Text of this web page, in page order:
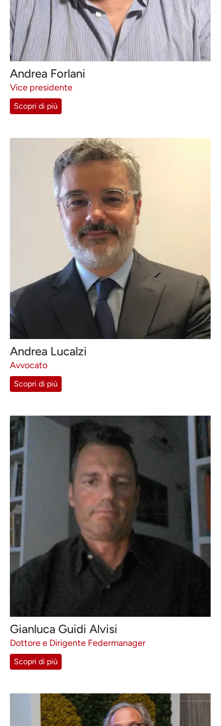
Andrea Forlani
Vice presidente
Scopri di più
Andrea Lucalzi
Avvocato
Scopri di più
Gianluca Guidi Alvisi
Dottore e Dirigente Federmanager
Scopri di più